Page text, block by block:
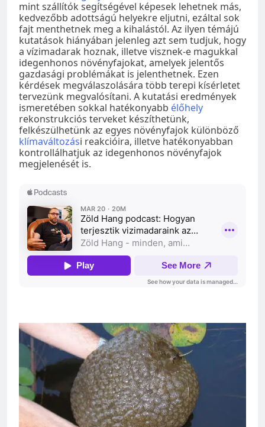
mint szállítók segítségével képesek lehetnek más,
kedvezőbb adottságú helyekre eljutni, ezáltal sok
fajt menthetnek meg a kihalástól. Az ilyen témájú
kutatások hiányában jelenleg azt sem tudjuk, hogy
a vízimadarak hoznak, illetve visznek-e magukkal
idegenhonos növényfajokat, amelyek jelentős
gazdasági problémákat is jelenthetnek. Ezen
kérdések megválaszolására több terepi kísérletet
tervezünk megvalósítani. A kutatási eredmények
ismeretében sokkal hatékonyabb élőhely
rekonstrukciós terveket készíthetünk,
felkészülhetünk az egyes növényfajok különböző
klímaváltozási reakcióira, illetve hatékonyabban
kontrollálhatjuk az idegenhonos növényfajok
megjelenését is.